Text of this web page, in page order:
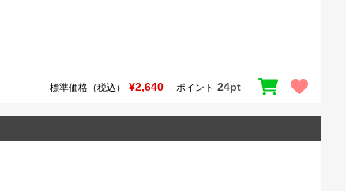
標準価格（税込） ¥2,640 ポイント 24pt